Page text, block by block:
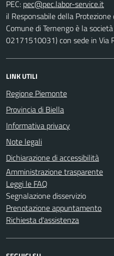
PEC:
il Responsabile della
Comune di Ternengo è la
02171510031) con sede in Via
LINK UTILI
Regione Piemonte
Provincia di Biella
Informativa privacy
Note legali
Dichiarazione di accessibilità
Amministrazione trasparente
Leggi le FAQ
Segnalazione disservizio
Prenotazione appuntamento
Richiesta d'assistenza